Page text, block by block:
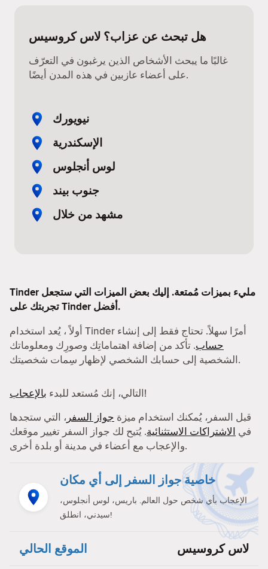
هل تبحث عن عزاب؟ لاس كروسيس
غالبًا ما يبحث الأشخاص الذين يرغبون في التعرّف
على أعضاء عازبين في هذه المدن أيضًا.
نيويورك
الإسكندرية
لوس أنجلوس
جنوب بيند
مشهد من خلال
Tinder مليء بميزات مُمتعة. إليك بعض الميزات التي ستجعل
تجربتك على Tinder أفضل.
أولاً ، يُعد استخدام Tinder أمرًا سهلاً. تحتاج فقط إلى إنشاء
حساب. تأكد من إضافة اهتماماتِك وصورِك ومعلوماتك
الشخصية إلى حسابك الشخصي لإظهار سِمات شخصيتك.
التالي، إنك مُستعد للبدء بالإعجاب
!
قبل السفر، يُمكنك استخدام ميزة جواز السفر ، التي ستجدها
في الاشتراكات الاستثنائية. يُتيح لك جواز السفر تغيير موقعك
والإعجاب مع أعضاء في مدينة أو بلدة أخرى.
خاصية جواز السفر إلى أي مكان
الإعجاب بأي شخص حول العالم. باريس، لوس أنجلوس،
سيدني، انطلق!
الموقع الحالي لاس كروسيس